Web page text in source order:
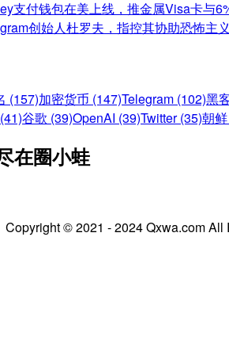
支付钱包在美上线，推金属Visa卡与
创始人杜罗夫，指控其协助恐怖主
(157)加密货币 (147)Telegram (102)黑
谷歌 (39)OpenAI (39)Twitter (35)朝
在圈小蛙
Copyright © 2021 - 2024 Qxwa.com All